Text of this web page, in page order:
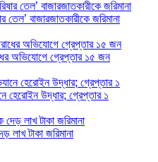
তেল’ বাজারজাতকারীকে জরিমানা
অভিযোগে গ্রেপ্তার ১৫ জন
হেরোইন উদ্ধার; গ্রেপ্তার ১
লাখ টাকা জরিমানা